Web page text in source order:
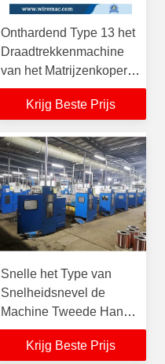
Onthardend Type 13 het
Draadtrekkenmachine
van het Matrijzenkoper
RBD met Coiler
Krijg Beste Prijs
Snelle het Type van
Snelheidsnevel de
Machine Tweede Hand
China van het
Koperdraadtrekken
Krijg Beste Prijs